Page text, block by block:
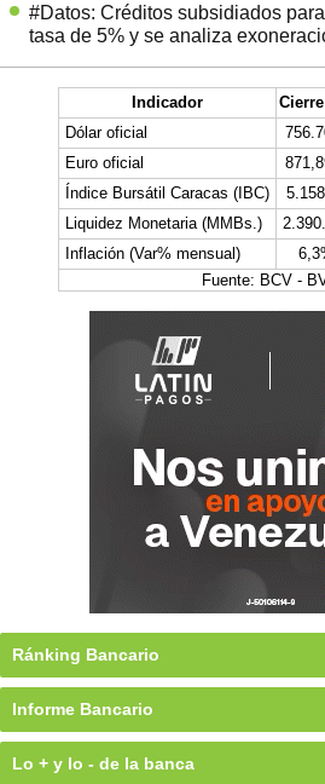
#Datos: Créditos subsidiados
tasa de 5% y se analiza
Indicador
Dólar oficial
Euro oficial
Índice Bursátil Caracas (IBC)
Liquidez Monetaria (MMBs.)
Inflación (Var% mensual)
Fuente: BCV -
Ránking Bancario
Informe Bancario
Lo + y lo - de la banca